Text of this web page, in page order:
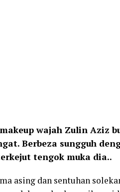
wajah Zulin Aziz
Berbeza sungguh
tengok muka dia..
asing dan sentuhan